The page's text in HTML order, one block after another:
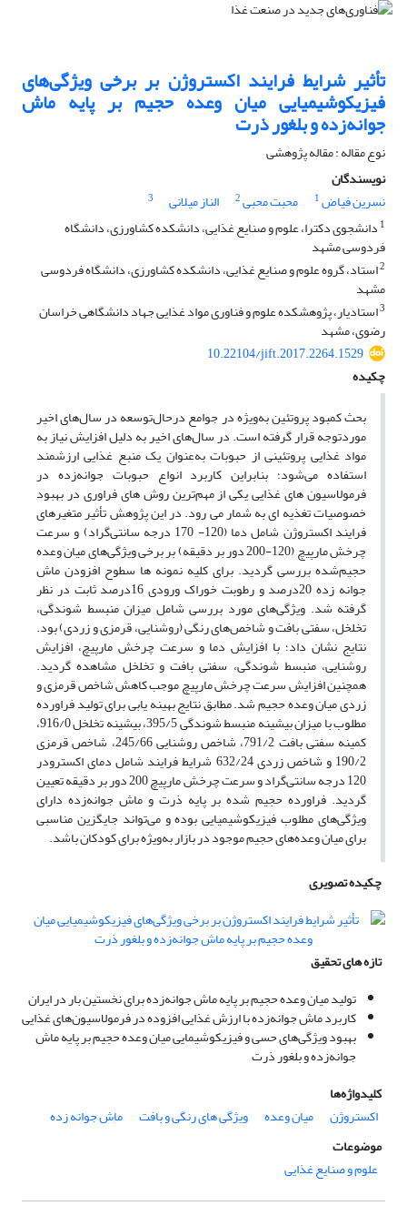
تأثیر شرایط فرایند اکستروژن بر برخی ویژگی‌های
فیزیکوشیمیایی میان وعده حجیم بر پایه ماش
جوانه‌زده و بلغور ذرت
نوع مقاله : مقاله پژوهشی
نویسندگان
نسرین فیاض1 محبت محبی2 الناز میلانی
3
1 دانشجوی دکترا، علوم و صنایع غذایی، دانشکده کشاورزی، دانشگاه
فردوسی مشهد
2استاد، گروه علوم و صنایع غذایی، دانشکده کشاورزی، دانشگاه فردوسی
مشهد
3استادیار، پژوهشکده علوم و فناوری مواد غذایی جهاد دانشگاهی خراسان
رضوی، مشهد
10.22104/jift.2017.2264.1529
چکیده
بحث کمبود پروتئین به‌ویژه در جوامع درحال‌توسعه در سال‌های اخیر
موردتوجه قرار گرفته است. در سال‌های اخیر به دلیل افزایش نیاز به
مواد غذایی پروتئینی از حبوبات به‌عنوان یک منبع غذایی ارزشمند
استفاده می‌شود؛ بنابراین کاربرد انواع حبوبات جوانه‌زده در
فرمولاسیون های غذایی یکی از مهم‌ترین روش های فراوری در بهبود
خصوصیات تغذیه ای به شمار می رود. در این پژوهش تأثیر متغیرهای
فرایند اکستروژن شامل دما (120- 170 درجه سانتی‌گراد) و سرعت
چرخش مارپیچ (120-200 دور بر دقیقه) بر برخی ویژگی‌های میان وعده
حجیم‌شده بررسی گردید. برای کلیه نمونه ها سطوح افزودن ماش
جوانه زده 20درصد و رطوبت خوراک ورودی 16درصد ثابت در نظر
گرفته شد. ویژگی‌های مورد بررسی شامل میزان منبسط شوندگی،
تخلخل، سفتی بافت و شاخص‌های رنگی (روشنایی، قرمزی و زردی) بود.
نتایج نشان داد؛ با افزایش دما و سرعت چرخش مارپیچ، افزایش
روشنایی، منبسط شوندگی، سفتی بافت و تخلخل مشاهده گردید.
همچنین افزایش سرعت چرخش مارپیچ موجب کاهش شاخص قرمزی و
زردی میان وعده حجیم شد. مطابق نتایج بهینه یابی برای تولید فراورده
مطلوب با میزان بیشینه منبسط شوندگی 395/5، بیشینه تخلخل 916/0،
کمینه سفتی بافت 791/2، شاخص روشنایی 245/66، شاخص قرمزی
190/2 و شاخص زردی 632/24 شرایط فرایند شامل دمای اکسترودر
120 درجه سانتی‌گراد و سرعت چرخش مارپیچ 200 دور بر دقیقه تعیین
گردید. فراورده حجیم شده بر پایه ذرت و ماش جوانه‌زده دارای
ویژگی‌های مطلوب فیزیکوشیمیایی بوده و می‌تواند جایگزین مناسبی
برای میان وعده‌های حجیم موجود در بازار به‌ویژه برای کودکان باشد.
چکیده تصویری
تازه های تحقیق
تولید میان وعده حجیم بر پایه ماش جوانه‌زده برای نخستین بار در ایران
کاربرد ماش جوانه‌زده با ارزش غذایی افزوده در فرمولاسیون‌های غذایی
بهبود ویژگی‌های حسی و فیزیکوشیمایی میان وعده حجیم بر پایه ماش
جوانه‌زده و بلغور ذرت
کلیدواژه‌ها
اکستروژن
میان وعده ویژگی های رنگی و بافت
ماش جوانه زده
موضوعات
علوم و صنایع غذایی